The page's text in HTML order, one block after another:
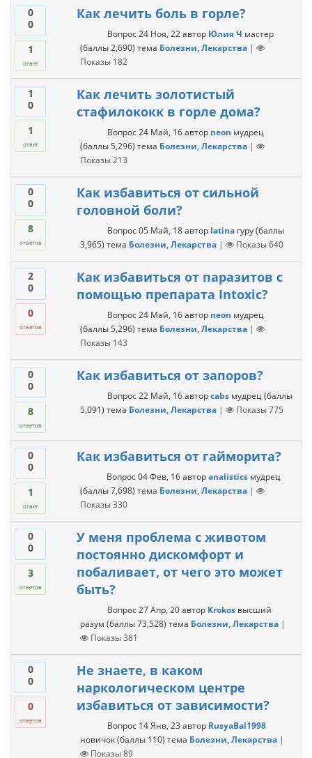
0
0
1
ответ
Как лечить боль в горле?
Вопрос 24 Ноя, 22 автор Юлия Ч мастер
(баллы2,690) тема Болезни, Лекарства |
Показы 182
1
0
1
ответ
Как лечить золотистый
стафилококк в горле дома?
Вопрос 24 Май, 16 автор neon мудрец
(баллы5,296) тема Болезни, Лекарства |
Показы213
0
0
8
ответов
Как избавиться от сильной
головной боли?
Вопрос 05 Май, 18 автор latina гуру (баллы
3,965) тема Болезни, Лекарства | Показы640
2
0
0
ответов
Как избавиться от паразитов с
помощью препарата Intoxic?
Вопрос 24 Май, 16 автор neon мудрец
(баллы5,296) тема Болезни, Лекарства |
Показы 143
0
0
8
ответов
Как избавиться от запоров?
Вопрос 22 Май, 16 авторcabs мудрец (баллы
5,091) тема Болезни, Лекарства | Показы775
0
0
1
ответ
Как избавиться от гайморита?
Вопрос 04 Фев, 16 авторanalistics мудрец
(баллы7,698) тема Болезни, Лекарства |
Показы330
0
0
3
ответов
У меня проблема с животом
постоянно дискомфорт и
побаливает, от чего это может
быть?
Вопрос 27 Апр, 20 автор Krokos высший
разум (баллы73,528) тема Болезни, Лекарства |
Показы381
0
0
0
ответов
Не знаете, в каком
наркологическом центре
избавиться от зависимости?
Вопрос 14 Янв, 23 автор RusyaBal1998
новичок (баллы 110) тема Болезни, Лекарства |
Показы89